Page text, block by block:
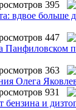
395
вдвое больше
447
Панфиловском
363
Олега
931
бензина и